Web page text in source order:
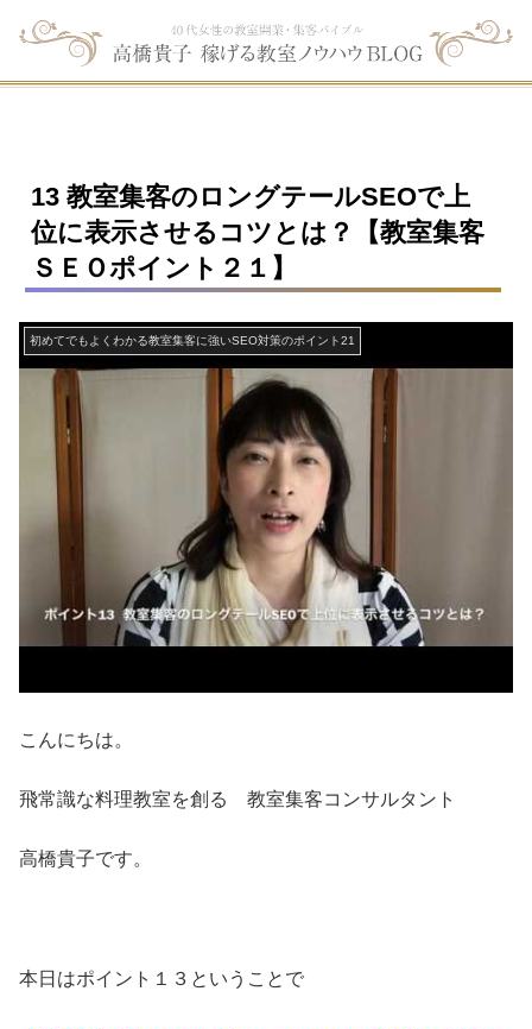
13 教室集客のロングテールSEOで上
位に表示させるコツとは？【教室集客
ＳＥＯポイント２１】
初めてでもよくわかる教室集客に強いSEO対策のポイント21
こんにちは。
飛常識な料理教室を創る 教室集客コンサルタント
高橋貴子です。
本日はポイント１３ということで